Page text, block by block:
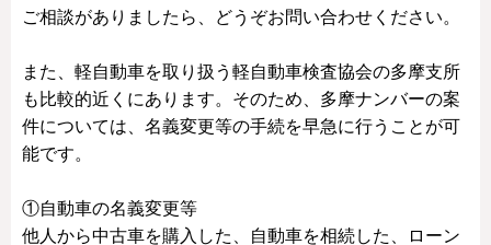
ご相談がありましたら、どうぞお問い合わせください。
また、軽自動車を取り扱う軽自動車検査協会の多摩支所
も比較的近くにあります。そのため、多摩ナンバーの案
件については、名義変更等の手続を早急に行うことが可
能です。
①自動車の名義変更等
他人から中古車を購入した、自動車を相続した、ローン